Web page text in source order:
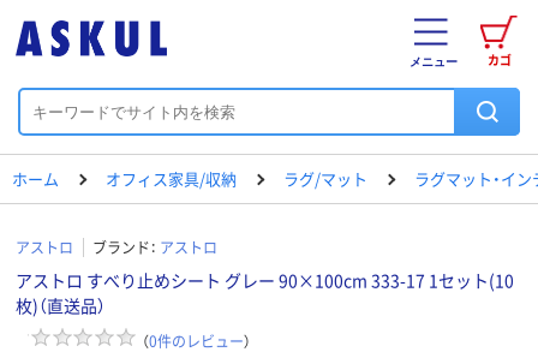
カゴ
メニュー
ホーム オフィス家具/収納 ラグ/マット ラグマット・イ
アストロ ブランド： アストロ
アストロ すべり止めシート グレー 90×100cm 333-17 1セット(10
枚)（直送品）
（0件のレビュー）